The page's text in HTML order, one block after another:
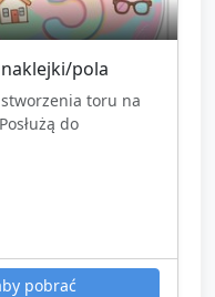
pola
toru na
do
pobrać